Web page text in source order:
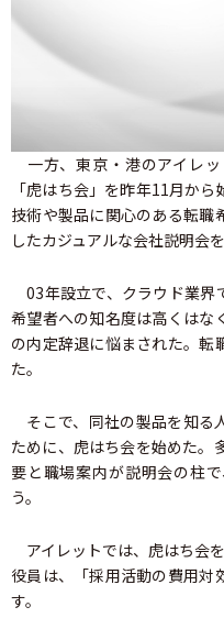
一方、東京・港のアイレ
「虎はち会」を昨年11月か
技術や製品に関心のある転職
したカジュアルな会社説明会
03年設立で、クラウド業界
希望者への知名度は高くはな
の内定辞退に悩まされた。転
た。
そこで、同社の製品を知る
ために、虎はち会を始めた。
要と職場案内が説明会の柱
う。
アイレットでは、虎はち会
役員は、「採用活動の費用対
す。